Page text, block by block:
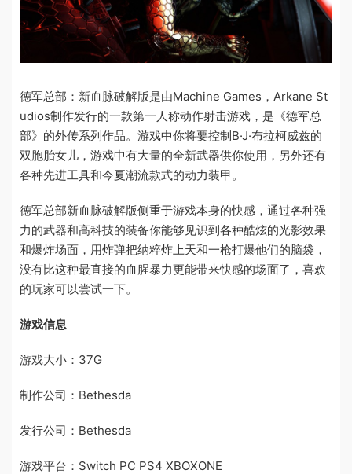
德军总部：新血脉破解版是由Machine Games，Arkane St
udios制作发行的一款第一人称动作射击游戏，是《德军总
部》的外传系列作品。游戏中你将要控制B·J·布拉柯威兹的
双胞胎女儿，游戏中有大量的全新武器供你使用，另外还有
各种先进工具和今夏潮流款式的动力装甲。
德军总部新血脉破解版侧重于游戏本身的快感，通过各种强
力的武器和高科技的装备你能够见识到各种酷炫的光影效果
和爆炸场面，用炸弹把纳粹炸上天和一枪打爆他们的脑袋，
没有比这种最直接的血腥暴力更能带来快感的场面了，喜欢
的玩家可以尝试一下。
游戏信息
游戏大小：37G
制作公司：Bethesda
发行公司：Bethesda
游戏平台：Switch PC PS4 XBOXONE